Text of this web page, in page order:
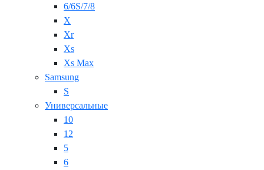
6/6S/7/8
X
Xr
Xs
Xs Max
Samsung
S
Универсальные
10
12
5
6